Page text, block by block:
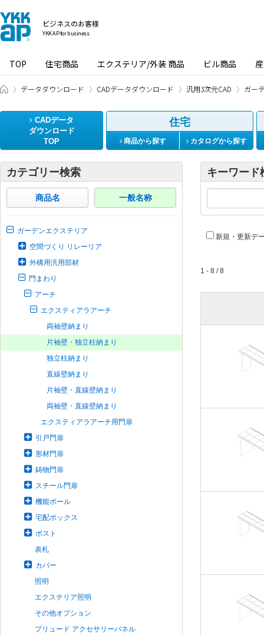
ビジネスのお客様
YKK AP for business
TOP 住宅商品 エクステリア/外装 商品 ビル商品
ビジネスのお客様 HOME
データダウンロード CADデータダウンロード 汎用3次元CAD ガー
CADデータ
ダウンロード
TOP
住宅
商品から探す カタログから探す
カテゴリー検索
商品名 一般名称
ガーデンエクステリア
空間づくり リレーリア
外構用汎用部材
門まわり
アーチ
エクスティアラアーチ
両袖壁納まり
片袖壁・独立柱納まり
独立柱納まり
直線壁納まり
片袖壁・直線壁納まり
両袖壁・直線壁納まり
エクスティアラアーチ用門扉
引戸門扉
形材門扉
鋳物門扉
スチール門扉
機能ポール
宅配ボックス
ポスト
表札
カバー
照明
エクステリア照明
その他オプション
プリュード アクセサリーパネル
キーワード
新規・更新デ
1 - 8 / 8